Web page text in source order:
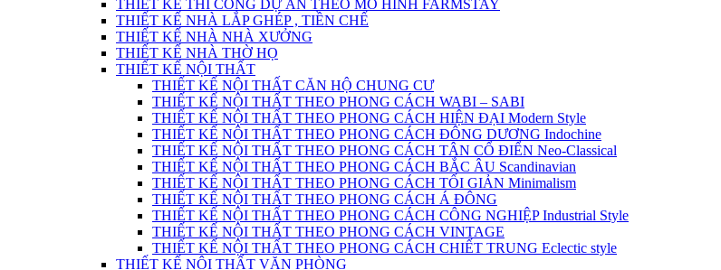
THIẾT KẾ THI CÔNG DỰ ÁN THEO MÔ HÌNH FARMSTAY
THIẾT KẾ NHÀ LẮP GHÉP , TIỀN CHẾ
THIẾT KẾ NHÀ NHÀ XƯỞNG
THIẾT KẾ NHÀ THỜ HỌ
THIẾT KẾ NỘI THẤT
THIẾT KẾ NỘI THẤT CĂN HỘ CHUNG CƯ
THIẾT KẾ NỘI THẤT THEO PHONG CÁCH WABI – SABI
THIẾT KẾ NỘI THẤT THEO PHONG CÁCH HIỆN ĐẠI Modern Style
THIẾT KẾ NỘI THẤT THEO PHONG CÁCH ĐÔNG DƯƠNG Indochine
THIẾT KẾ NỘI THẤT THEO PHONG CÁCH TÂN CỔ ĐIỂN Neo-Classical
THIẾT KẾ NỘI THẤT THEO PHONG CÁCH BẮC ÂU Scandinavian
THIẾT KẾ NỘI THẤT THEO PHONG CÁCH TỐI GIẢN Minimalism
THIẾT KẾ NỘI THẤT THEO PHONG CÁCH Á ĐÔNG
THIẾT KẾ NỘI THẤT THEO PHONG CÁCH CÔNG NGHIỆP Industrial Style
THIẾT KẾ NỘI THẤT THEO PHONG CÁCH VINTAGE
THIẾT KẾ NỘI THẤT THEO PHONG CÁCH CHIẾT TRUNG Eclectic style
THIẾT KẾ NỘI THẤT VĂN PHÒNG